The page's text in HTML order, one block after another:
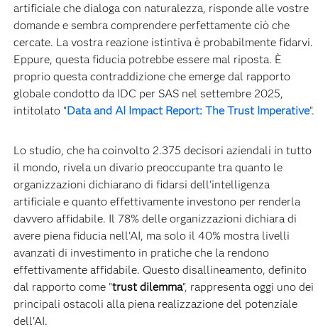
artificiale che dialoga con naturalezza, risponde alle vostre
domande e sembra comprendere perfettamente ciò che
cercate. La vostra reazione istintiva è probabilmente fidarvi.
Eppure, questa fiducia potrebbe essere mal riposta. È
proprio questa contraddizione che emerge dal rapporto
globale condotto da IDC per SAS nel settembre 2025,
intitolato "Data and AI Impact Report: The Trust Imperative".
Lo studio, che ha coinvolto 2.375 decisori aziendali in tutto
il mondo, rivela un divario preoccupante tra quanto le
organizzazioni dichiarano di fidarsi dell'intelligenza
artificiale e quanto effettivamente investono per renderla
davvero affidabile. Il 78% delle organizzazioni dichiara di
avere piena fiducia nell'AI, ma solo il 40% mostra livelli
avanzati di investimento in pratiche che la rendono
effettivamente affidabile. Questo disallineamento, definito
dal rapporto come "trust dilemma", rappresenta oggi uno dei
principali ostacoli alla piena realizzazione del potenziale
dell'AI.